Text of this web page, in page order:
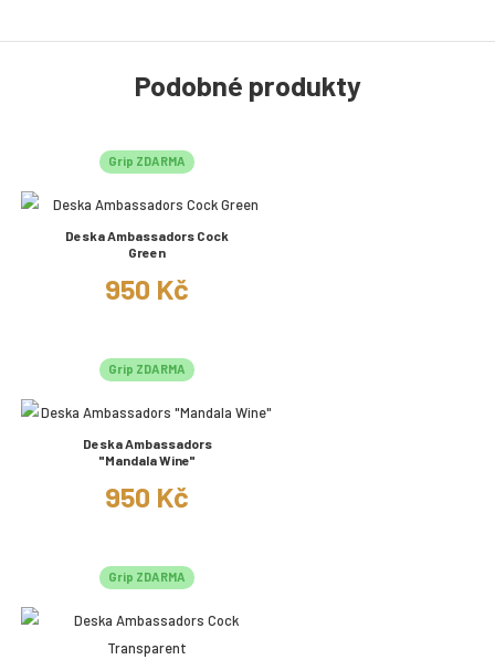
Podobné produkty
Grip ZDARMA
Deska Ambassadors Cock
Green
950 Kč
Grip ZDARMA
Deska Ambassadors
"Mandala Wine"
950 Kč
Grip ZDARMA